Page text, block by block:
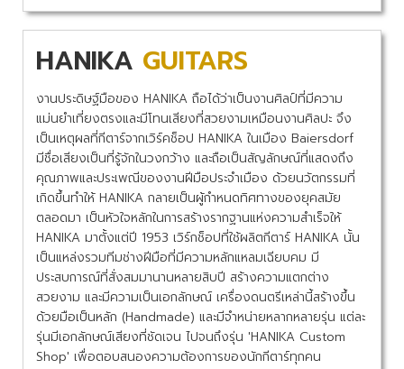
HANIKA GUITARS
งานประดิษฐ์มือของ HANIKA ถือได้ว่าเป็นงานศิลป์ที่มีความ
แม่นยำเที่ยงตรงและมีโทนเสียงที่สวยงามเหมือนงานศิลปะ จึง
เป็นเหตุผลที่กีตาร์จากเวิร์คช็อป HANIKA ในเมือง Baiersdorf
มีชื่อเสียงเป็นที่รู้จักในวงกว้าง และถือเป็นสัญลักษณ์ที่แสดงถึง
คุณภาพและประเพณีของงานฝีมือประจำเมือง ด้วยนวัตกรรมที่
เกิดขึ้นทำให้ HANIKA กลายเป็นผู้กำหนดทิศทางของยุคสมัย
ตลอดมา เป็นหัวใจหลักในการสร้างรากฐานแห่งความสำเร็จให้
HANIKA มาตั้งแต่ปี 1953 เวิร์กช็อปที่ใช้ผลิตกีตาร์ HANIKA นั้น
เป็นแหล่งรวมทีมช่างฝีมือที่มีความหลักแหลมเฉียบคม มี
ประสบการณ์ที่สั่งสมมานานหลายสิบปี สร้างความแตกต่าง
สวยงาม และมีความเป็นเอกลักษณ์ เครื่องดนตรีเหล่านี้สร้างขึ้น
ด้วยมือเป็นหลัก (Handmade) และมีจำหน่ายหลากหลายรุ่น แต่ละ
รุ่นมีเอกลักษณ์เสียงที่ชัดเจน ไปจนถึงรุ่น 'HANIKA Custom
Shop' เพื่อตอบสนองความต้องการของนักกีตาร์ทุกคน